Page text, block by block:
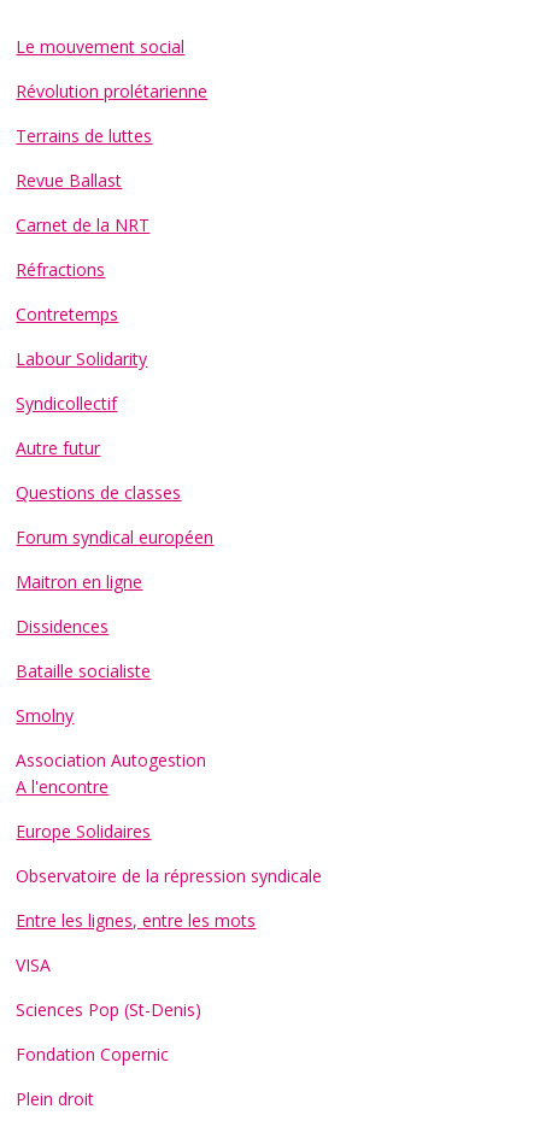
Le mouvement social
Révolution prolétarienne
Terrains de luttes
Revue Ballast
Carnet de la NRT
Réfractions
Contretemps
Labour Solidarity
Syndicollectif
Autre futur
Questions de classes
Forum syndical européen
Maitron en ligne
Dissidences
Bataille socialiste
Smolny
Association Autogestion
A l'encontre
Europe Solidaires
Observatoire de la répression syndicale
Entre les lignes, entre les mots
VISA
Sciences Pop (St-Denis)
Fondation Copernic
Plein droit